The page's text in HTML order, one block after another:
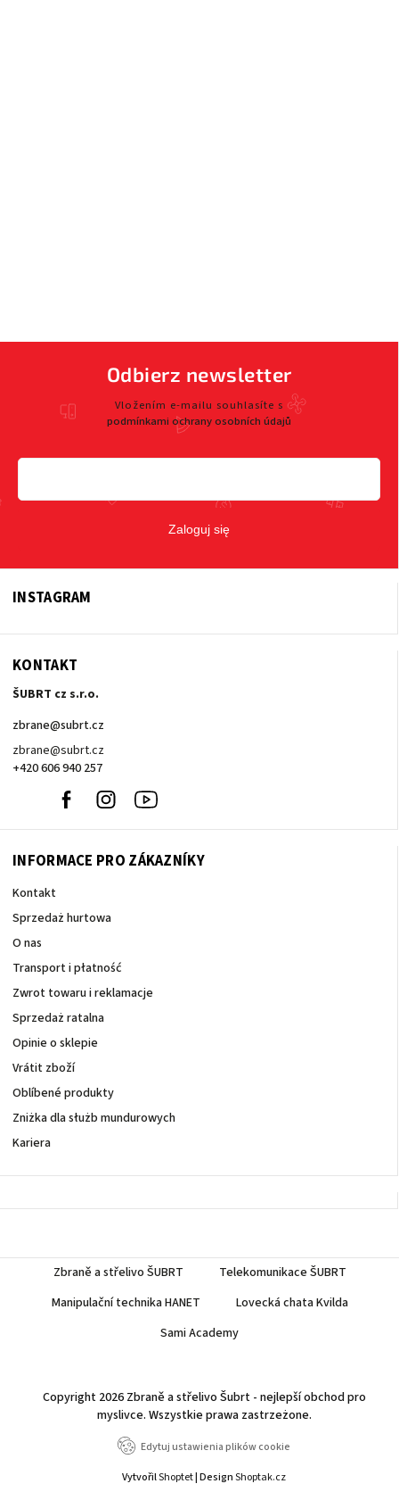
Odbierz newsletter
Vložením e-mailu souhlasíte s
podmínkami ochrany osobních údajů
Zaloguj się
INSTAGRAM
KONTAKT
ŠUBRT cz s.r.o.
zbrane@subrt.cz
zbrane@subrt.cz
+420 606 940 257
+420
940
Facebook Instagram
INFORMACE PRO ZÁKAZNÍKY
Kontakt
Sprzedaż hurtowa
O nas
Transport i płatność
Zwrot towaru i reklamacje
Sprzedaż ratalna
Opinie o sklepie
Vrátit zboží
Oblíbené produkty
Zniżka dla służb mundurowych
Kariera
Zbraně a střelivo ŠUBRT
Telekomunikace ŠUBRT
Manipulační technika HANET
Lovecká chata Kvilda
Sami Academy
Copyright 2026 Zbraně a střelivo Šubrt - nejlepší obchod pro
myslivce. Wszystkie prawa zastrzeżone.
Edytuj ustawienia plików cookie
VytvořilShoptet | DesignShoptak.cz